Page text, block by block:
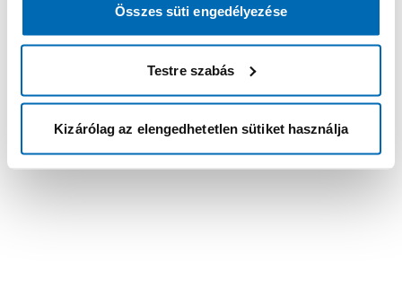
Összes süti engedélyezése
Testre szabás
Kizárólag az elengedhetetlen sütiket használja